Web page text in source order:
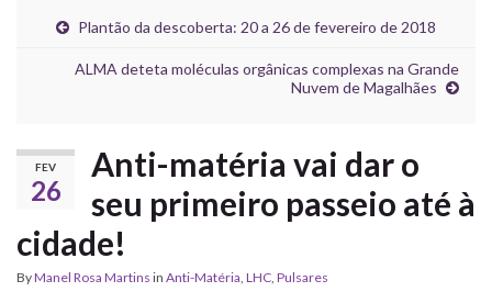
Plantão da descoberta: 20 a 26 de fevereiro de 2018
ALMA deteta moléculas orgânicas complexas na Grande
Nuvem de Magalhães
FEV
26
Anti-matéria vai dar o
seu primeiro passeio até à
cidade!
ByManel Rosa Martins in Anti-Matéria, LHC, Pulsares